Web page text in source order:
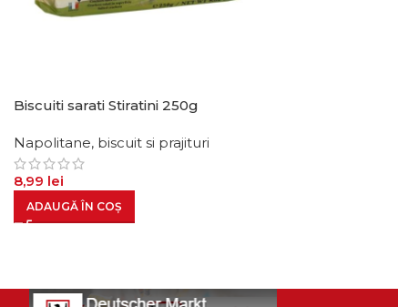
Biscuiti sarati Stiratini 250g
Napolitane, biscuit si prajituri
8,99 lei
ADAUGĂ ÎN COȘ